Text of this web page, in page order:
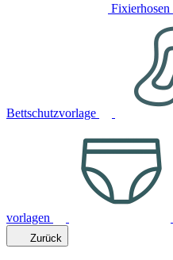
Fixierhosen
Bettschutzvorlage
vorlagen
Zurück